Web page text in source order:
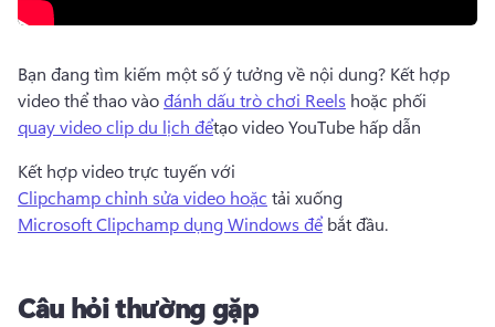
Bạn đang tìm kiếm một số ý tưởng về nội dung? Kết hợp
video thể thao vào đánh dấu trò chơi Reels hoặc phối
quay video clip du lịch đểtạo video YouTube hấp dẫn
Kết hợp video trực tuyến với
Clipchamp chỉnh sửa video hoặc tải xuống
Microsoft Clipchamp dụng Windows để bắt đầu.
Câu hỏi thường gặp